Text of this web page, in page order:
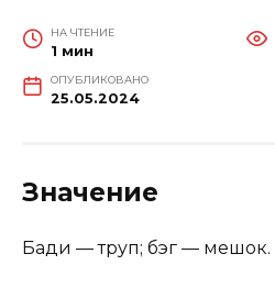
НА ЧТЕНИЕ
1 мин
ОПУБЛИКОВАНО
25.05.2024
Значение
Бади — труп; бэг — мешок.